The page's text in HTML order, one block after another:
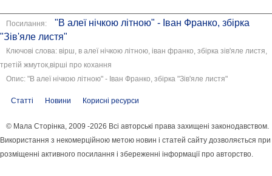
Посилання:
"В алеї нічкою літною" - Іван Франко, збірка
"Зів'яле листя"
Ключові слова: вірш, в алеї нічкою літною, іван франко, збірка зів'яле листя,
третій жмуток,вірші про кохання
Опис: "В алеї нічкою літною" - Іван Франко, збірка "Зів'яле листя"
Статті Новини Корисні ресурси
© Мала Сторінка, 2009 -2026 Всі авторські права захищені законодавством.
Використання з некомерційною метою новин і статей сайту дозволяється при
розміщенні активного посилання і збереженні інформації про авторство.